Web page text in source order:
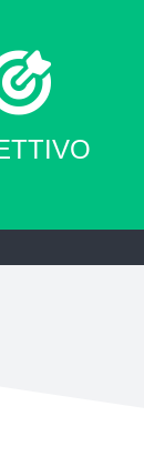
skill professionali